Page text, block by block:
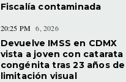
Fiscalía contaminada
20:25 PM 6, 2026
Devuelve IMSS en CDMX
vista a joven con catarata
congénita tras 23 años de
limitación visual